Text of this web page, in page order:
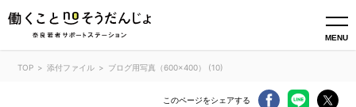
MENU
TOP 添付ファイル ブログ用写真（600×400） (10)
このページをシェアする